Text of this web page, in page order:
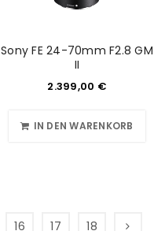
Sony FE 24-70mm F2.8 GM
II
2.399,00 €
IN DEN WARENKORB
16 17 18